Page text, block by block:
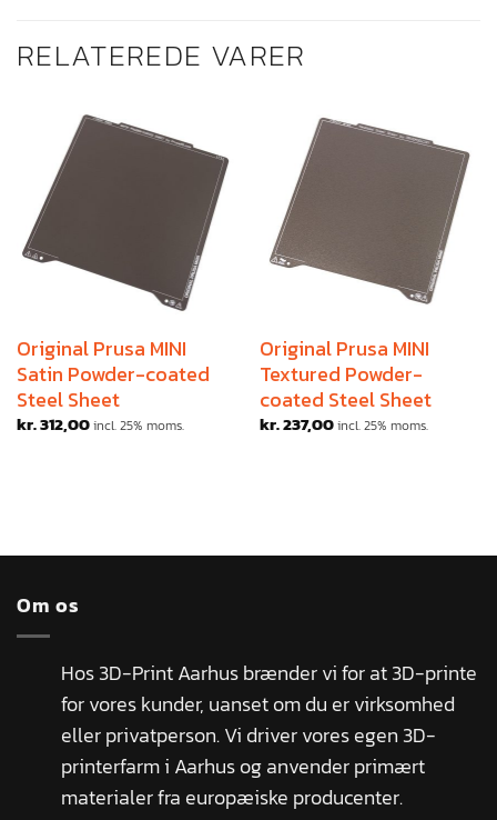
RELATEREDE VARER
Original Prusa MINI
Satin Powder-coated
Steel Sheet
kr.312,00incl. 25% moms.
Original Prusa MINI
Textured Powder-
coated Steel Sheet
kr.237,00incl. 25% moms.
Om os
Hos 3D-Print Aarhus brænder vi for at 3D-printe
for vores kunder, uanset om du er virksomhed
eller privatperson. Vi driver vores egen 3D-
printerfarm i Aarhus og anvender primært
materialer fra europæiske producenter.